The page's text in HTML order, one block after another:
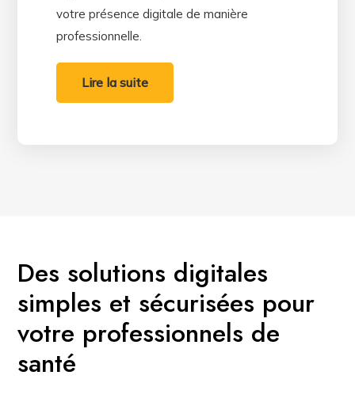
votre présence digitale de manière
professionnelle.
Lire la suite
Des solutions digitales
simples et sécurisées pour
votre professionnels de
santé